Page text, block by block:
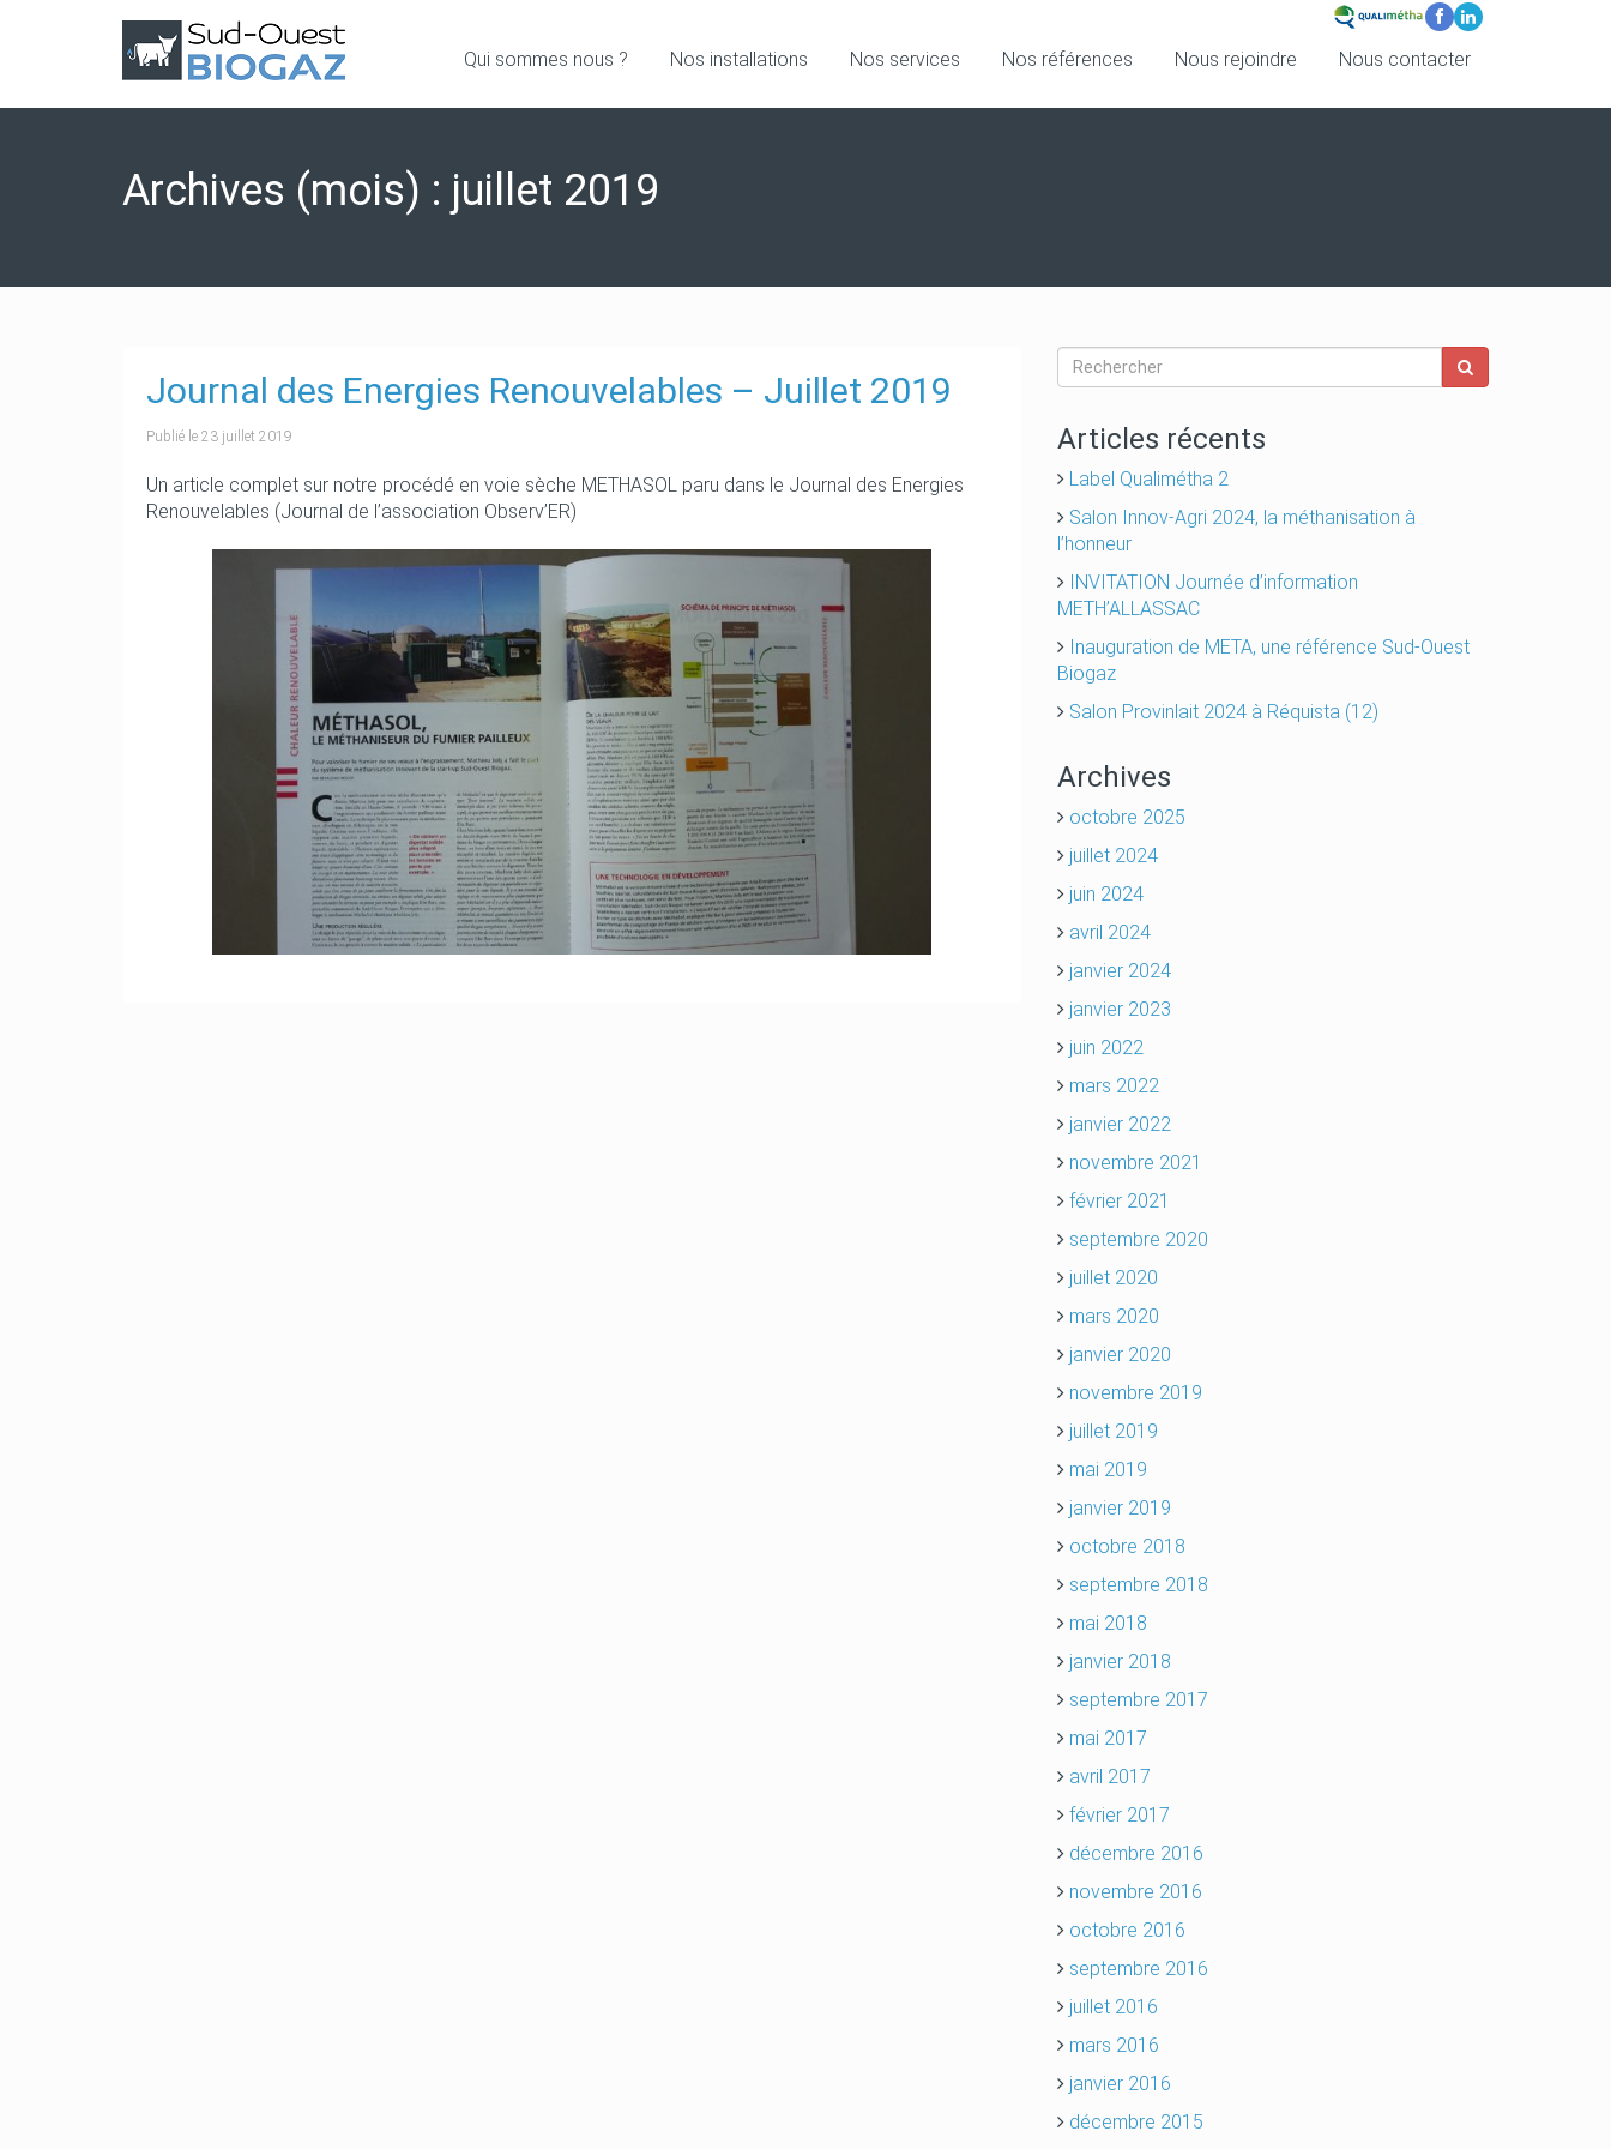
Qui sommes nous ? Nos installations Nos services Nos références Nous rejoindre Nous contacter
Archives (mois) : juillet 2019
Journal des Energies Renouvelables – Juillet 2019
Publié le 23 juillet 2019
Un article complet sur notre procédé en voie sèche METHASOL paru dans le Journal des Energies
Renouvelables (Journal de l’association Observ’ER)
Articles récents
Label Qualimétha 2
Salon Innov-Agri 2024, la méthanisation à
l’honneur
INVITATION Journée d’information
METH’ALLASSAC
Inauguration de META, une référence Sud-Ouest
Biogaz
Salon Provinlait 2024 à Réquista (12)
Archives
octobre 2025
juillet 2024
juin 2024
avril 2024
janvier 2024
janvier 2023
juin 2022
mars 2022
janvier 2022
novembre 2021
février 2021
septembre 2020
juillet 2020
mars 2020
janvier 2020
novembre 2019
juillet 2019
mai 2019
janvier 2019
octobre 2018
septembre 2018
mai 2018
janvier 2018
septembre 2017
mai 2017
avril 2017
février 2017
décembre 2016
novembre 2016
octobre 2016
septembre 2016
juillet 2016
mars 2016
janvier 2016
décembre 2015